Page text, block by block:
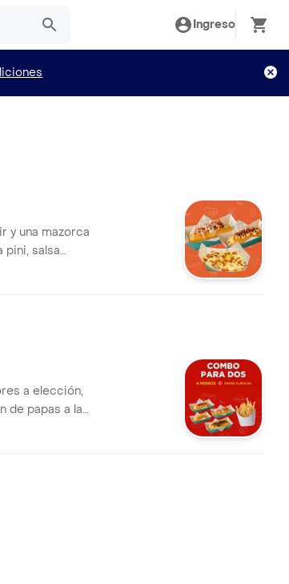
Ingreso
y una mazorca
pini, salsa
queso
a elección,
de papas a la